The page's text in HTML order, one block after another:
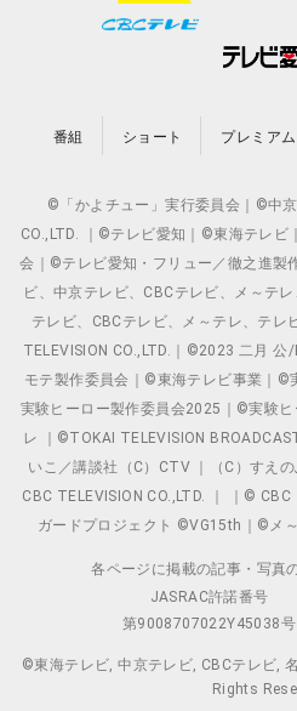
番組 ショート プレミアム
©「かよチュー」実行委員会｜©中
CO.,LTD. ｜©テレビ愛知｜©東海テレ
会｜©テレビ愛知・フリュー／徹之進
ビ、中京テレビ、CBCテレビ、メ～テ
テレビ、CBCテレビ、メ～テレ、テ
TELEVISION CO.,LTD.｜©2023 二月
モテ製作委員会｜©東海テレビ事業｜
実験ヒーロー製作委員会2025｜©実験
レ ｜©TOKAI TELEVISION
いこ／講談社（C）CTV ｜（C）すえ
CBC TELEVISION CO.,LTD. ｜ ｜©
ガードプロジェクト ©VG15th｜©メ
各ページに掲載の記事・写真
JASRAC許諾番号
第9008707022Y45038号
©東海テレビ, 中京テレビ, CBCテレビ,
Rights